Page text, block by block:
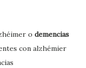
o demencias
con alzhémier